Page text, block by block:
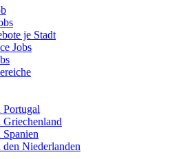
je Stadt
Jobs
Niederlanden